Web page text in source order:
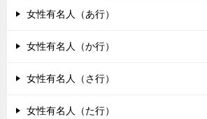
女性有名人（あ行）
女性有名人（か行）
女性有名人（さ行）
女性有名人（た行）